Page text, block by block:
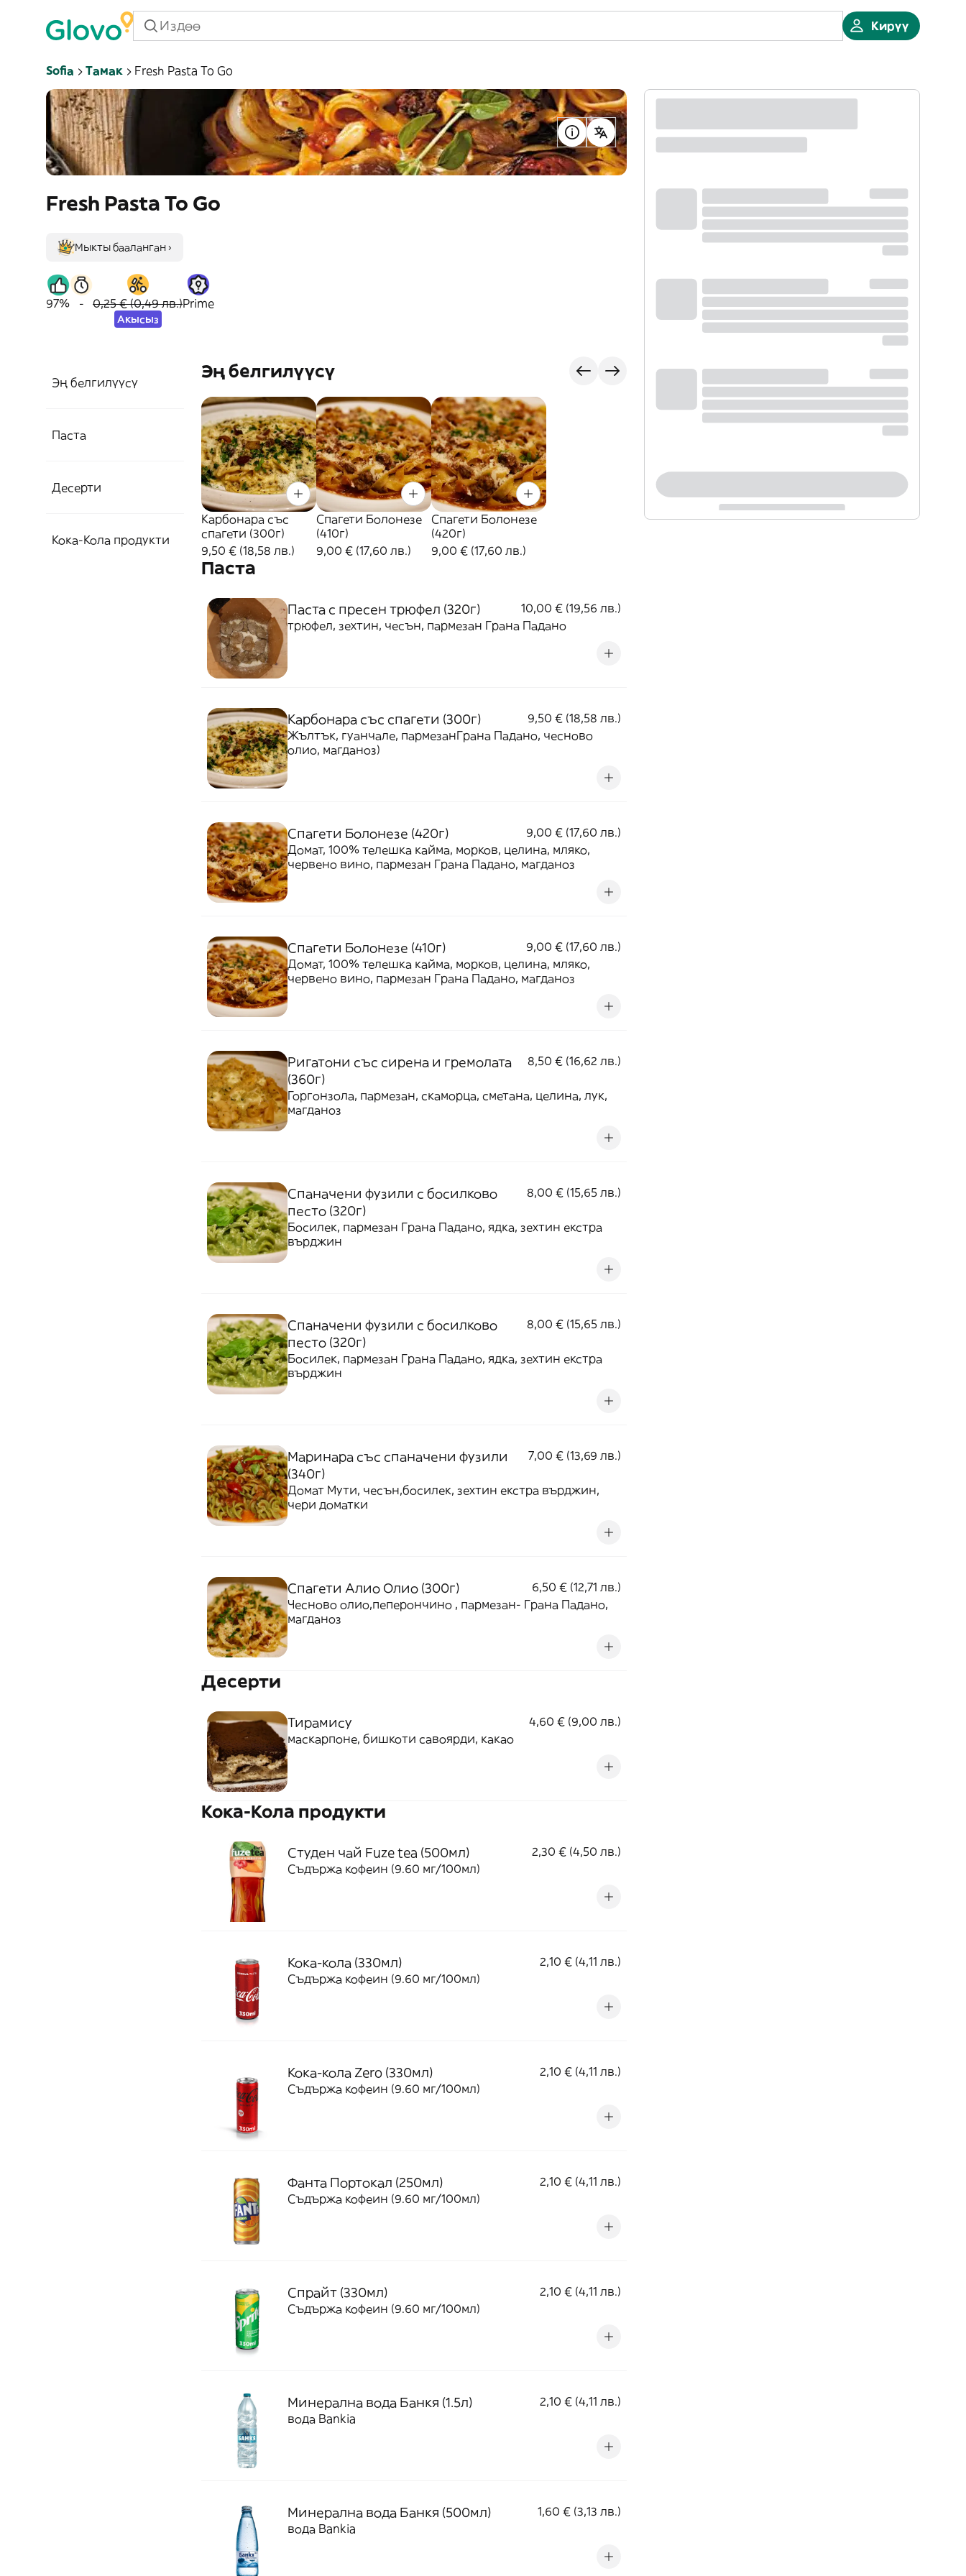
Кирүү
Sofia Тамак Fresh Pasta To Go
Fresh Pasta To Go
Мыкты бааланган ›
97% - 0,25 € (0,49 лв.)
Акысыз
Prime
Эң белгилүүсү
Паста
Десерти
Кока-Кола продукти
Эң белгилүүсү
Карбонара със
спагети (300г)
9,50 € (18,58 лв.)
Спагети Болонезе
(410г)
9,00 € (17,60 лв.)
Спагети Болонезе
(420г)
9,00 € (17,60 лв.)
Паста
Паста с пресен трюфел (320г)
10,00 € (19,56 лв.)
трюфел, зехтин, чесън, пармезан Грана Падано
Карбонара със спагети (300г)
9,50 € (18,58 лв.)
Жълтък, гуанчале, пармезанГрана Падано, чесново
олио, магданоз)
Спагети Болонезе (420г)
9,00 € (17,60 лв.)
Домат, 100% телешка кайма, морков, целина, мляко,
червено вино, пармезан Грана Падано, магданоз
Спагети Болонезе (410г)
9,00 € (17,60 лв.)
Домат, 100% телешка кайма, морков, целина, мляко,
червено вино, пармезан Грана Падано, магданоз
Ригатони със сирена и гремолата
(360г)
8,50 € (16,62 лв.)
Горгонзола, пармезан, скаморца, сметана, целина, лук,
магданоз
Спаначени фузили с босилково
песто (320г)
8,00 € (15,65 лв.)
Босилек, пармезан Грана Падано, ядка, зехтин екстра
върджин
Спаначени фузили с босилково
песто (320г)
8,00 € (15,65 лв.)
Босилек, пармезан Грана Падано, ядка, зехтин екстра
върджин
Маринара със спаначени фузили
(340г)
7,00 € (13,69 лв.)
Домат Мути, чесън,босилек, зехтин екстра върджин,
чери доматки
Спагети Алио Олио (300г)
6,50 € (12,71 лв.)
Чесново олио,пеперончино , пармезан- Грана Падано,
магданоз
Десерти
Тирамису
4,60 € (9,00 лв.)
маскарпоне, бишкоти савоярди, какао
Кока-Кола продукти
Студен чай Fuze tea (500мл)
2,30 € (4,50 лв.)
Съдържа кофеин (9.60 мг/100мл)
Кока-кола (330мл)
2,10 € (4,11 лв.)
Съдържа кофеин (9.60 мг/100мл)
Кока-кола Zero (330мл)
2,10 € (4,11 лв.)
Съдържа кофеин (9.60 мг/100мл)
Фанта Портокал (250мл)
2,10 € (4,11 лв.)
Съдържа кофеин (9.60 мг/100мл)
Спрайт (330мл)
2,10 € (4,11 лв.)
Съдържа кофеин (9.60 мг/100мл)
Минерална вода Банкя (1.5л)
2,10 € (4,11 лв.)
вода Bankia
Минерална вода Банкя (500мл)
1,60 € (3,13 лв.)
вода Bankia